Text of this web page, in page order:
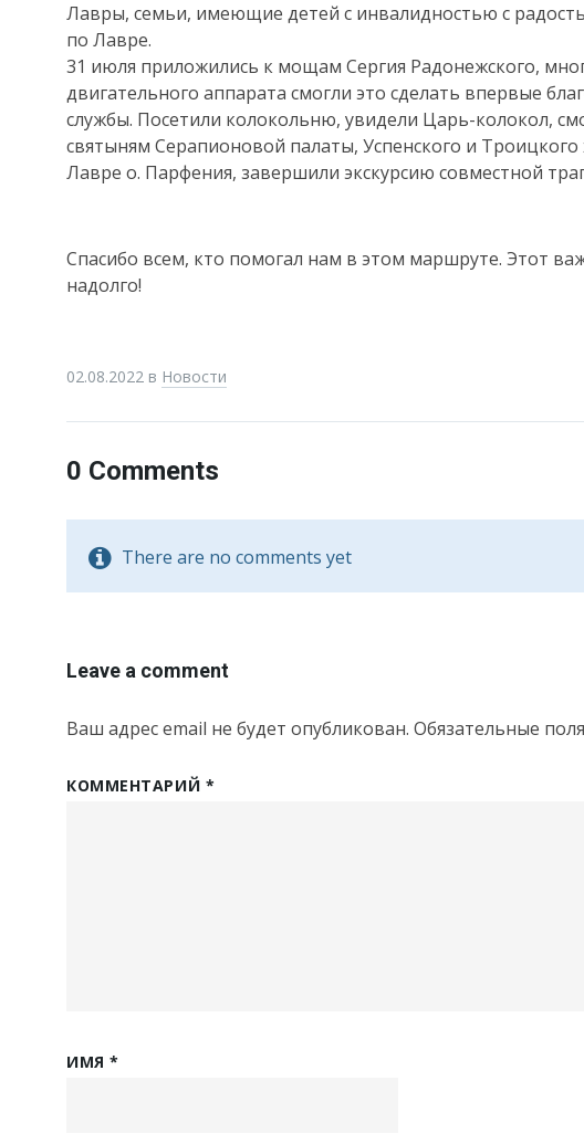
Лавры, семьи, имеющие детей с инвалидностью с
по Лавре.
31 июля приложились к мощам Сергия Радонежского,
двигательного аппарата смогли это сделать впервые
службы. Посетили колокольню, увидели Царь-колокол,
святыням Серапионовой палаты, Успенского и Троицкого
Лавре о. Парфения, завершили экскурсию совместной
Спасибо всем, кто помогал нам в этом маршруте. Этот
надолго!
02.08.2022 в Новости
0 Comments
There are no comments yet
Leave a comment
Ваш адрес email не будет опубликован. Обязательные
КОММЕНТАРИЙ *
ИМЯ*